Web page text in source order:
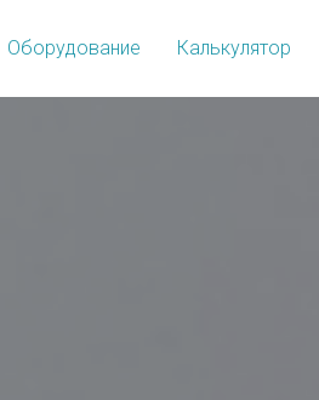
Оборудование Калькулятор